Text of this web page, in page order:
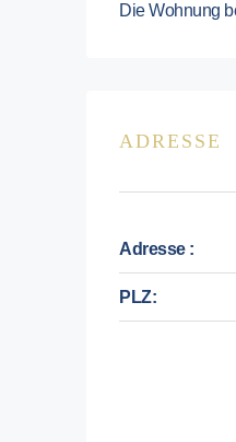
Die Wohnung
ADRESSE
Adresse :
PLZ: